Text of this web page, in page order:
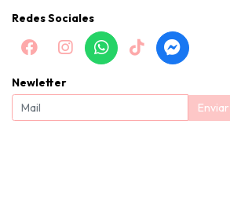
Redes Sociales
Newletter
Enviar